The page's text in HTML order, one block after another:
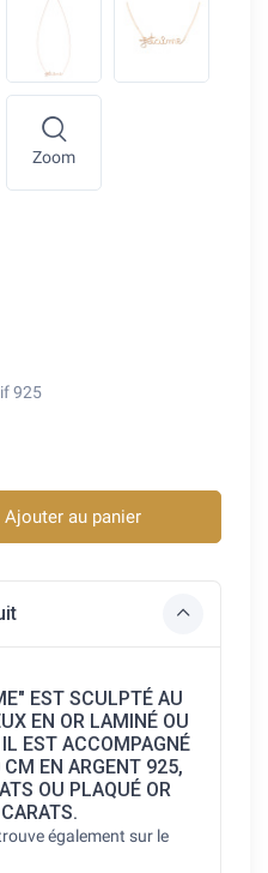
Zoom
925
Ajouter au panier
EST SCULPTÉ AU
EN OR LAMINÉ OU
EST ACCOMPAGNÉ
EN ARGENT 925,
OU PLAQUÉ OR
également sur le